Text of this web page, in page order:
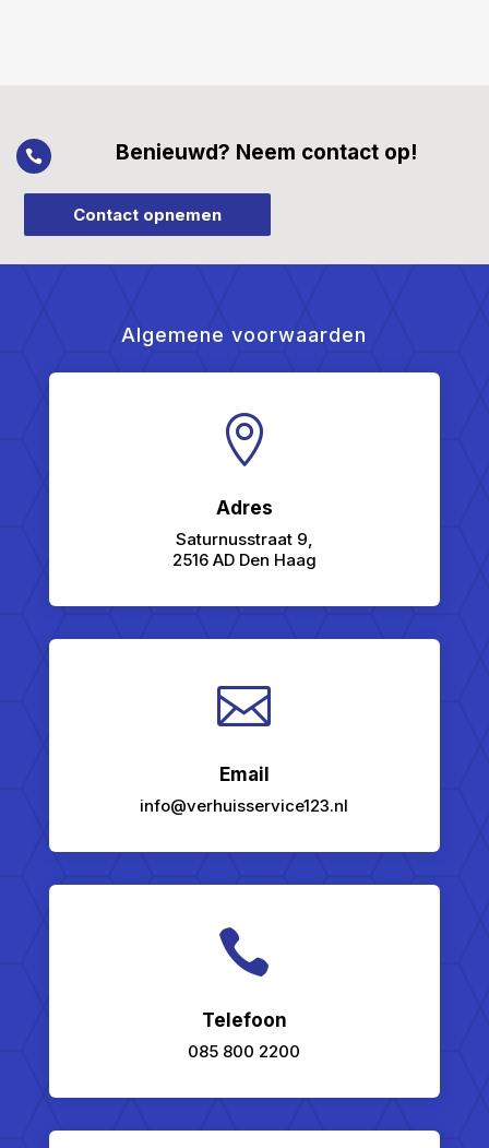
 Benieuwd? Neem contact op!
Contact opnemen
Algemene voorwaarden

Adres
Saturnusstraat 9,
2516 AD Den Haag

Email
info@verhuisservice123.nl

Telefoon
085 800 2200